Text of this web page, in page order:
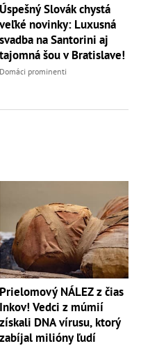
Úspešný Slovák chystá
veľké novinky: Luxusná
svadba na Santorini aj
tajomná šou v Bratislave!
Domáci prominenti
Prielomový NÁLEZ z čias
Inkov! Vedci z múmií
získali DNA vírusu, ktorý
zabíjal milióny ľudí